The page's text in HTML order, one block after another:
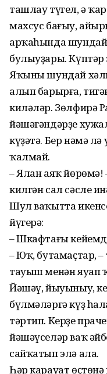
ташлау түгел, ә
махсус бағыу,
арҡаһында
булыуҙары.
Яҡыны шундай
алып барырға,
киләләр. Зөлфирә
йәшәгәндәрҙе
күҙәтә. Бер нәмә
ҡалмай.
– Ялан аяҡ йөрөмә!
килгән сал сәсле
Шул ваҡытта
йүгерә:
– Шкафтағы
– Юҡ, бутамаҫтар, –
тауыш менән яуап
Йәшәү, йыуыныу,
бүлмәләргә күҙ
тәртип. Керҙе
йәшәүселәр ваҡ
сайҡатып элә ала.
Һәр карауат